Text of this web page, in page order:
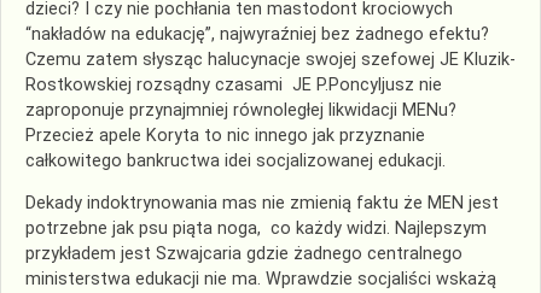
dzieci? I czy nie pochłania ten mastodont krociowych
“nakładów na edukację”, najwyraźniej bez żadnego efektu?
Czemu zatem słysząc halucynacje swojej szefowej JE Kluzik-
Rostkowskiej rozsądny czasami JE P.Poncyljusz nie
zaproponuje przynajmniej równoległej likwidacji MENu?
Przecież apele Koryta to nic innego jak przyznanie
całkowitego bankructwa idei socjalizowanej edukacji.
Dekady indoktrynowania mas nie zmienią faktu że MEN jest
potrzebne jak psu piąta noga, co każdy widzi. Najlepszym
przykładem jest Szwajcaria gdzie żadnego centralnego
ministerstwa edukacji nie ma. Wprawdzie socjaliści wskażą